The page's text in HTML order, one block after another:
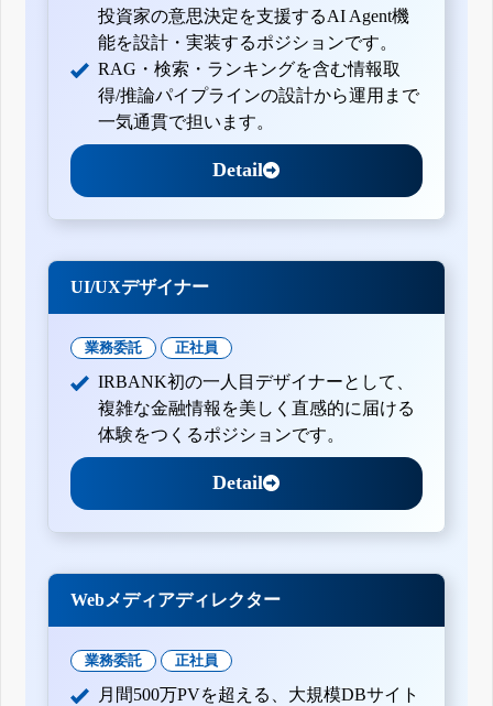
投資家の意思決定を支援するAI Agent機
能を設計・実装するポジションです。
RAG・検索・ランキングを含む情報取
得/推論パイプラインの設計から運用まで
一気通貫で担います。
Detail
UI/UXデザイナー
業務委託 正社員
IRBANK初の一人目デザイナーとして、
複雑な金融情報を美しく直感的に届ける
体験をつくるポジションです。
Detail
Webメディアディレクター
業務委託 正社員
月間500万PVを超える、大規模DBサイト